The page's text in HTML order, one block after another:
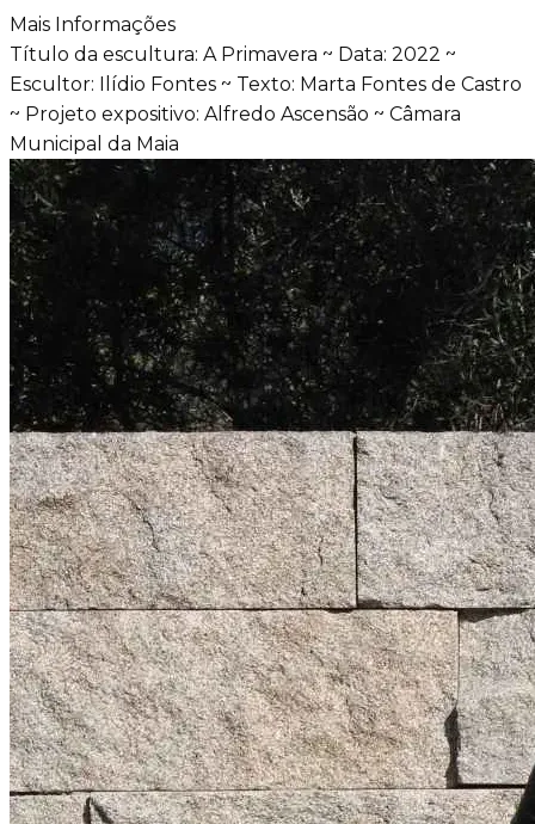
Mais Informações
Título da escultura: A Primavera ~ Data: 2022 ~
Escultor: Ilídio Fontes ~ Texto: Marta Fontes de Castro
~ Projeto expositivo: Alfredo Ascensão ~ Câmara
Municipal da Maia